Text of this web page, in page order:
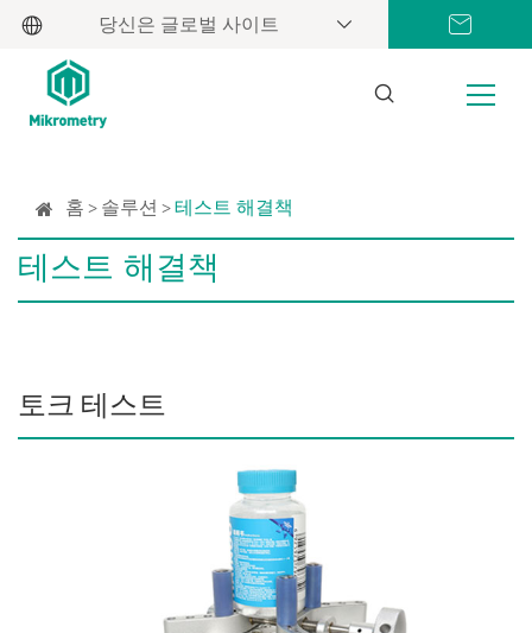
당신은 글로벌 사이트
홈 솔루션 테스트 해결책
테스트 해결책
토크 테스트